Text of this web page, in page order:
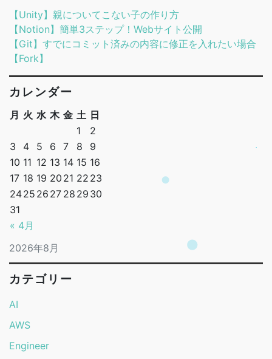
【Unity】親についてこない子の作り方
【Notion】簡単3ステップ！Webサイト公開
【Git】すでにコミット済みの内容に修正を入れたい場合
【Fork】
カレンダー
2026年8月
月 火 水 木 金 土 日
« 4月
1
2
3
4 5 6 7 8
9
10 11 12 13 14 15 16
17 18 19 20 21 22 23
2425 26 27 28 29 30
31
カテゴリー
AI
AWS
Engineer